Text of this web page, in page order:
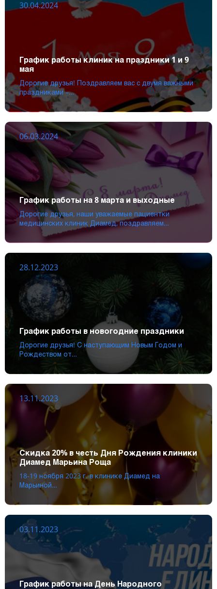
30.04.2024
График работы клиник на праздники 1 и 9
мая
Дорогие друзья! Поздравляем вас с двумя важными
праздниками –…
06.03.2024
График работы на 8 марта и выходные
Дорогие друзья, наши уважаемые пациентки
медицинских клиник Диамед, поздравляем…
28.12.2023
График работы в новогодние праздники
Дорогие друзья! С наступающим Новым Годом и
Рождеством от…
13.11.2023
Скидка 20% в честь Дня Рождения клиники
Диамед Марьина Роща
18-19 ноября 2023 г. в клинике Диамед на
Марьиной…
03.11.2023
График работы на День Народного